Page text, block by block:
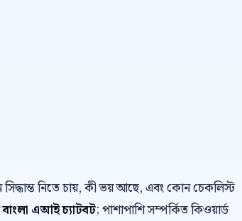
নিতে চায়, কী ভয় আছে, এবং কোন চেকলিস্ট
বাংলা এআই চ্যাটবট; পাশাপাশি সম্পর্কিত কিওয়ার্ড